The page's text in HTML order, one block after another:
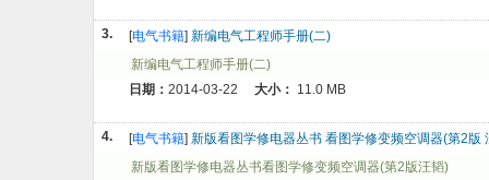
3. [电气书籍] 新编电气工程师手册(二)
新编电气工程师手册(二)
日期： 2014-03-22 大小： 11.0 MB
4. [电气书籍] 新版看图学修电器丛书 看图学修变频空调器(第2版
新版看图学修电器丛书看图学修变频空调器(第2版汪韬)